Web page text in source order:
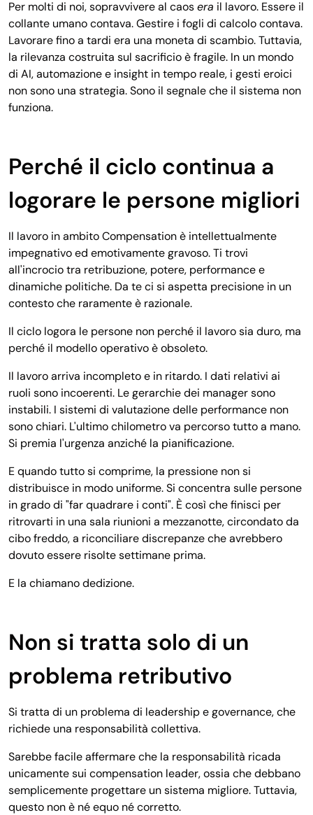
Per molti di noi, sopravvivere al caosera il lavoro. Essere il
collante umano contava. Gestire i fogli di calcolo contava.
Lavorare fino a tardi era una moneta di scambio. Tuttavia,
la rilevanza costruita sul sacrificio è fragile. In un mondo
di AI, automazione e insight in tempo reale, i gesti eroici
non sono una strategia. Sono il segnale che il sistema non
funziona.
Perché il ciclo continua a
logorare le persone migliori
Il lavoro in ambito Compensation è intellettualmente
impegnativo ed emotivamente gravoso. Ti trovi
all'incrocio tra retribuzione, potere, performance e
dinamiche politiche. Da te ci si aspetta precisione in un
contesto che raramente è razionale.
Il ciclo logora le persone non perché il lavoro sia duro, ma
perché il modello operativo è obsoleto.
Il lavoro arriva incompleto e in ritardo. I dati relativi ai
ruoli sono incoerenti. Le gerarchie dei manager sono
instabili. I sistemi di valutazione delle performance non
sono chiari. L'ultimo chilometro va percorso tutto a mano.
Si premia l'urgenza anziché la pianificazione.
E quando tutto si comprime, la pressione non si
distribuisce in modo uniforme. Si concentra sulle persone
in grado di "far quadrare i conti". È così che finisci per
ritrovarti in una sala riunioni a mezzanotte, circondato da
cibo freddo, a riconciliare discrepanze che avrebbero
dovuto essere risolte settimane prima.
E la chiamano dedizione.
Non si tratta solo di un
problema retributivo
Si tratta di un problema di leadership e governance, che
richiede una responsabilità collettiva.
Sarebbe facile affermare che la responsabilità ricada
unicamente sui compensation leader, ossia che debbano
semplicemente progettare un sistema migliore. Tuttavia,
questo non è né equo né corretto.